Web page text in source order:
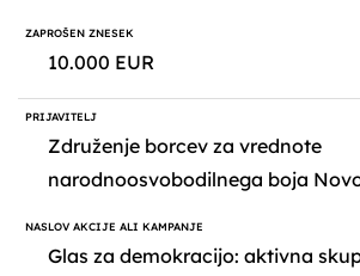
10.000 EUR
Združenje borcev za vrednote
narodnoosvobodilnega boja
Glas za demokracijo: aktivna